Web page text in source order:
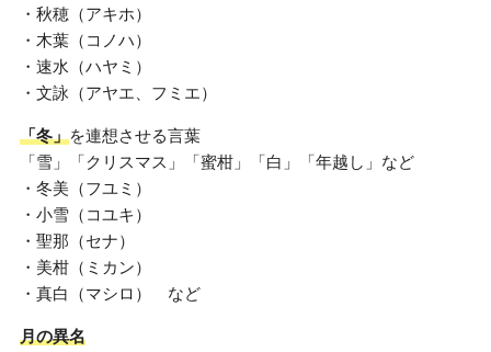
・秋穂（アキホ）
・木葉（コノハ）
・速水（ハヤミ）
・文詠（アヤエ、フミエ）
「冬」を連想させる言葉
「雪」「クリスマス」「蜜柑」「白」「年越し」など
・冬美（フユミ）
・小雪（コユキ）
・聖那（セナ）
・美柑（ミカン）
・真白（マシロ） など
月の異名